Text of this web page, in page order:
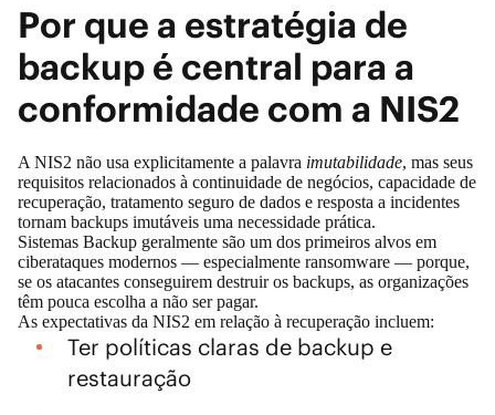
Por que a estratégia de
backup é central para a
conformidade com a NIS2
A NIS2 não usa explicitamente a palavra imutabilidade, mas seus
requisitos relacionados à continuidade de negócios, capacidade de
recuperação, tratamento seguro de dados e resposta a incidentes
tornam backups imutáveis uma necessidade prática.
Sistemas Backup geralmente são um dos primeiros alvos em
ciberataques modernos — especialmente ransomware — porque,
se os atacantes conseguirem destruir os backups, as organizações
têm pouca escolha a não ser pagar.
As expectativas da NIS2 em relação à recuperação incluem:
Ter políticas claras de backup e
restauração